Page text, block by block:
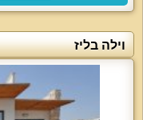
וילה בליז